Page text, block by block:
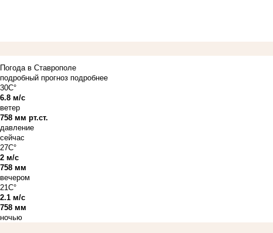
Погода в Ставрополе
подробный прогноз подробнее
30C°
6.8 м/с
ветер
758 мм рт.ст.
давление
сейчас
27C°
2 м/с
758 мм
вечером
21C°
2.1 м/с
758 мм
ночью